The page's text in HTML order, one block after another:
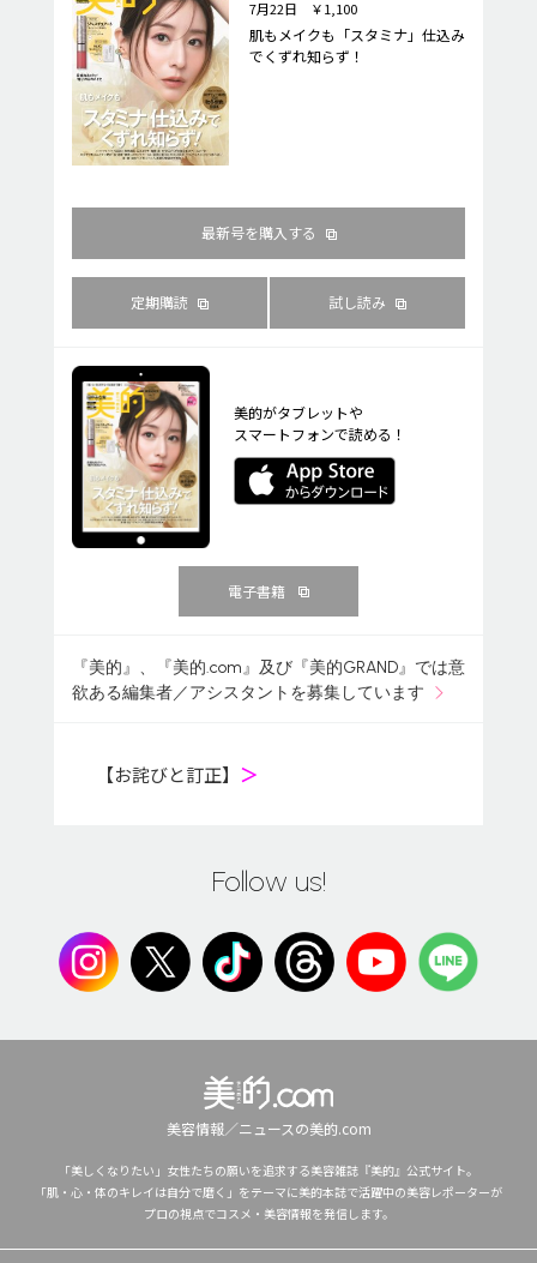
7月22日 ￥1,100
肌もメイクも「スタミナ」仕込み
でくずれ知らず！
最新号を購入する
定期購読 試し読み
美的がタブレットや
スマートフォンで読める！
電子書籍
『美的』、『美的.com』及び『美的GRAND』では意
欲ある編集者／アシスタントを募集しています
【お詫びと訂正】 ＞
Follow us!
美容情報／ニュースの美的.com
「美しくなりたい」女性たちの願いを追求する美容雑誌『美的』公式サイト。
「肌・心・体のキレイは自分で磨く」をテーマに美的本誌で活躍中の美容レポーターが
プロの視点でコスメ・美容情報を発信します。